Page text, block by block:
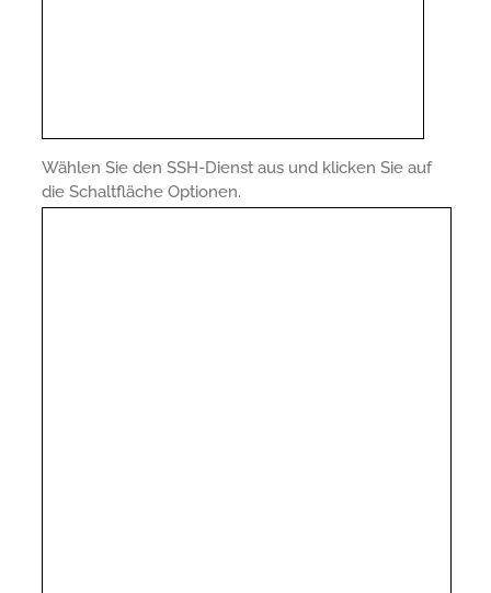
Wählen Sie den SSH-Dienst aus und klicken Sie auf
die Schaltfläche Optionen.